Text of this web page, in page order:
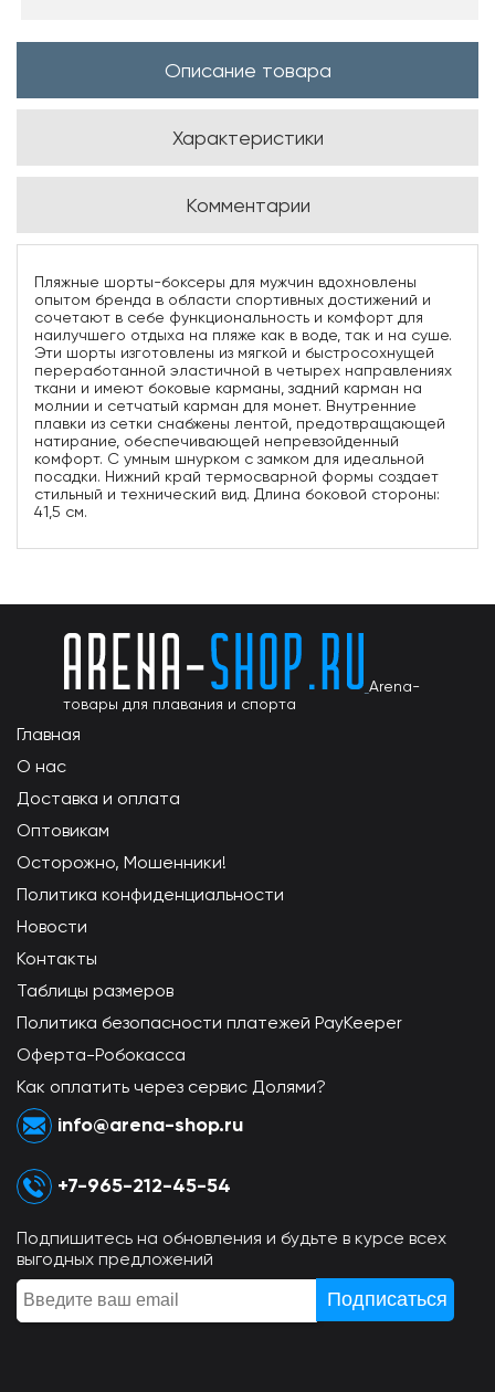
Описание товара
Характеристики
Комментарии
Пляжные шорты-боксеры для мужчин вдохновлены
опытом бренда в области спортивных достижений и
сочетают в себе функциональность и комфорт для
наилучшего отдыха на пляже как в воде, так и на суше.
Эти шорты изготовлены из мягкой и быстросохнущей
переработанной эластичной в четырех направлениях
ткани и имеют боковые карманы, задний карман на
молнии и сетчатый карман для монет. Внутренние
плавки из сетки снабжены лентой, предотвращающей
натирание, обеспечивающей непревзойденный
комфорт. С умным шнурком с замком для идеальной
посадки. Нижний край термосварной формы создает
стильный и технический вид. Длина боковой стороны:
41,5 см.
Arena-
товары для плавания и спорта
Главная
О нас
Доставка и оплата
Оптовикам
Осторожно, Мошенники!
Политика конфиденциальности
Новости
Контакты
Таблицы размеров
Политика безопасности платежей PayKeeper
Оферта-Робокасса
Как оплатить через сервис Долями?
info@arena-shop.ru
+7-965-212-45-54
Подпишитесь на обновления и будьте в курсе всех
выгодных предложений